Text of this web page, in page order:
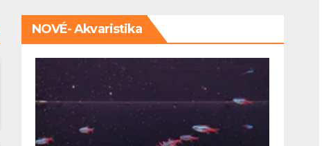
NOVÉ- Akvaristika